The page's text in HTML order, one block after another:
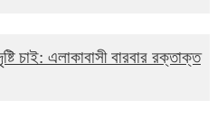
চাই: এলাকাবাসী বারবার রক্তাক্ত